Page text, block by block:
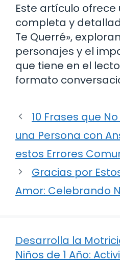
Este artículo ofrece
completa y
Te Querré»,
personajes y el
que tiene en el
formato
10 Frases que
una Persona con
estos Errores
Gracias por
Amor: Celebrando
Desarrolla la
Niños de 1 Año: